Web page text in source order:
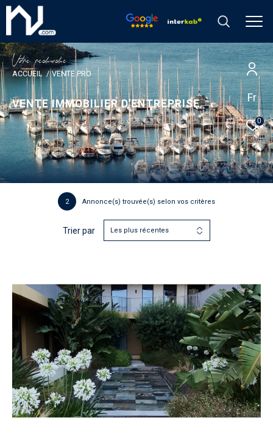
Fr
0
Vore recece
ACCUEIL VENTE PRO
VENTE IMMOBILIER D'ENTREPRISE
2 Annonce(s) trouvée(s) selon vos critères
Trier par Les plus récentes